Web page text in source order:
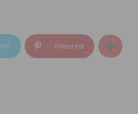
Pinterest